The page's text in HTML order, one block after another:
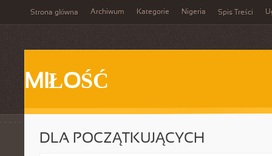
Strona główna Archiwum Kategorie Nigeria Spis Treści
MIŁOŚĆ
DLA POCZĄTKUJĄCYCH